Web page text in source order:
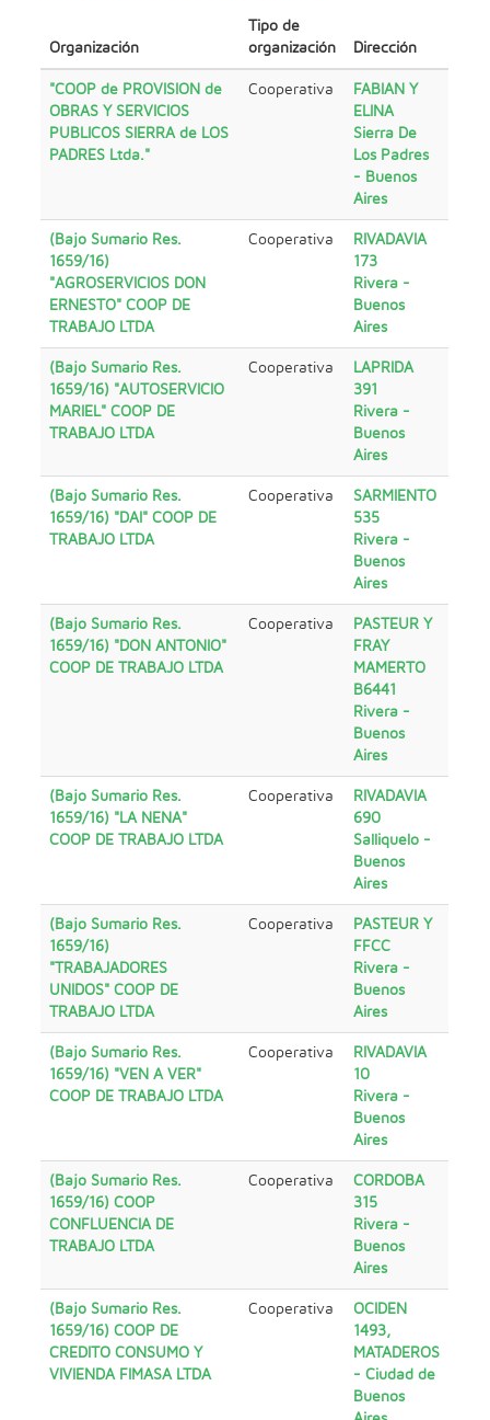
Organización
Tipo de
organización
Dirección
"COOP de PROVISION de
OBRAS Y SERVICIOS
PUBLICOS SIERRA de LOS
PADRES Ltda."
Cooperativa
FABIAN Y
ELINA
Sierra De
Los Padres
- Buenos
Aires
(Bajo Sumario Res.
1659/16)
"AGROSERVICIOS DON
ERNESTO" COOP DE
TRABAJO LTDA
Cooperativa
RIVADAVIA
173
Rivera -
Buenos
Aires
(Bajo Sumario Res.
1659/16) "AUTOSERVICIO
MARIEL" COOP DE
TRABAJO LTDA
Cooperativa
LAPRIDA
391
Rivera -
Buenos
Aires
(Bajo Sumario Res.
1659/16) "DAI" COOP DE
TRABAJO LTDA
Cooperativa
SARMIENTO
535
Rivera -
Buenos
Aires
(Bajo Sumario Res.
1659/16) "DON ANTONIO"
COOP DE TRABAJO LTDA
Cooperativa
PASTEUR Y
FRAY
MAMERTO
B6441
Rivera -
Buenos
Aires
(Bajo Sumario Res.
1659/16) "LA NENA"
COOP DE TRABAJO LTDA
Cooperativa
RIVADAVIA
690
Salliquelo -
Buenos
Aires
(Bajo Sumario Res.
1659/16)
"TRABAJADORES
UNIDOS" COOP DE
TRABAJO LTDA
Cooperativa
PASTEUR Y
FFCC
Rivera -
Buenos
Aires
(Bajo Sumario Res.
1659/16) "VEN A VER"
COOP DE TRABAJO LTDA
Cooperativa
RIVADAVIA
10
Rivera -
Buenos
Aires
(Bajo Sumario Res.
1659/16) COOP
CONFLUENCIA DE
TRABAJO LTDA
Cooperativa
CORDOBA
315
Rivera -
Buenos
Aires
(Bajo Sumario Res.
1659/16) COOP DE
CREDITO CONSUMO Y
VIVIENDA FIMASA LTDA
Cooperativa
OCIDEN
1493,
MATADEROS
- Ciudad de
Buenos